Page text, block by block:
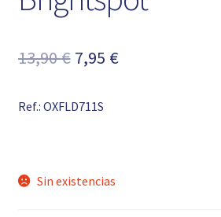
13,90€ El
original
7,95 €El
Ref.: OXFLD711S
Sin existencias